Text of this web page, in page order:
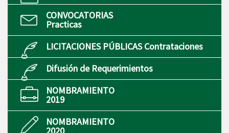
CONVOCATORIAS
Practicas
LICITACIONES PÚBLICAS Contrataciones
Difusión de Requerimientos
NOMBRAMIENTO
2019
NOMBRAMIENTO